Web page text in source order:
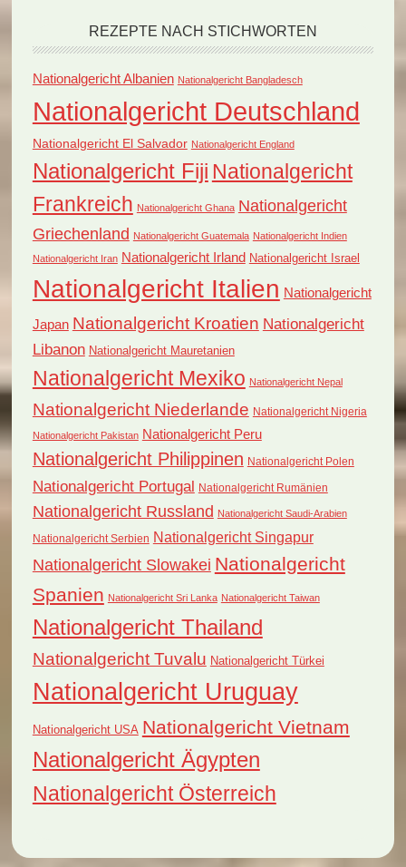
REZEPTE NACH STICHWORTEN
Nationalgericht Albanien Nationalgericht Bangladesch
Nationalgericht Deutschland
Nationalgericht El Salvador Nationalgericht England
Nationalgericht Fiji Nationalgericht
Frankreich Nationalgericht Ghana Nationalgericht
Griechenland Nationalgericht Guatemala Nationalgericht Indien
Nationalgericht Iran Nationalgericht Irland Nationalgericht Israel
Nationalgericht Italien Nationalgericht
Japan Nationalgericht Kroatien Nationalgericht
Libanon Nationalgericht Mauretanien
Nationalgericht Mexiko Nationalgericht Nepal
Nationalgericht Niederlande Nationalgericht Nigeria
Nationalgericht Pakistan Nationalgericht Peru
Nationalgericht Philippinen Nationalgericht Polen
Nationalgericht Portugal Nationalgericht Rumänien
Nationalgericht Russland Nationalgericht Saudi-Arabien
Nationalgericht Serbien Nationalgericht Singapur
Nationalgericht Slowakei Nationalgericht
Spanien Nationalgericht Sri Lanka Nationalgericht Taiwan
Nationalgericht Thailand
Nationalgericht Tuvalu Nationalgericht Türkei
Nationalgericht Uruguay
Nationalgericht USA Nationalgericht Vietnam
Nationalgericht Ägypten
Nationalgericht Österreich